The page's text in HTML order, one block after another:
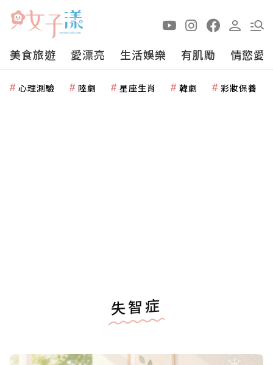
美食旅遊 愛漂亮 生活娛樂 有肌勵 情慾愛
心理測驗 陸劇 星座生肖 韓劇 彩妝保養
失智症